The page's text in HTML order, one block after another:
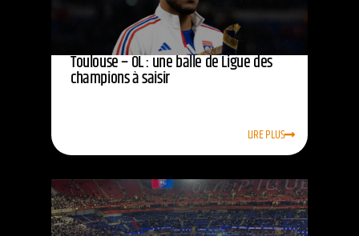
Toulouse – OL : une balle de Ligue des
champions à saisir
LIRE PLUS